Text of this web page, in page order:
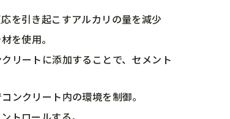
を引き起こすアルカリの量を減少
を使用。
リートに添加することで、セメント
ンクリート内の環境を制御。